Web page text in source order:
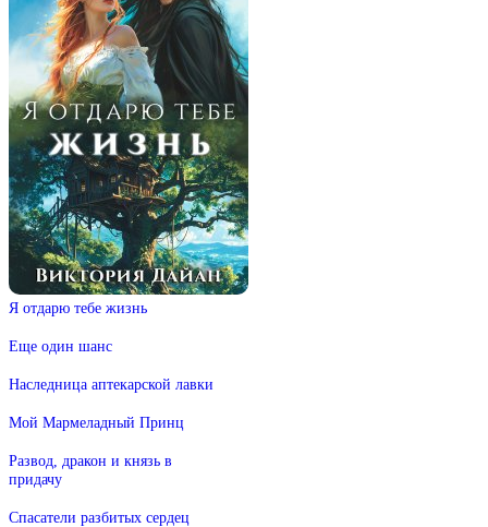
Я отдарю тебе жизнь
Еще один шанс
Наследница аптекарской лавки
Мой Мармеладный Принц
Развод, дракон и князь в
придачу
Спасатели разбитых сердец